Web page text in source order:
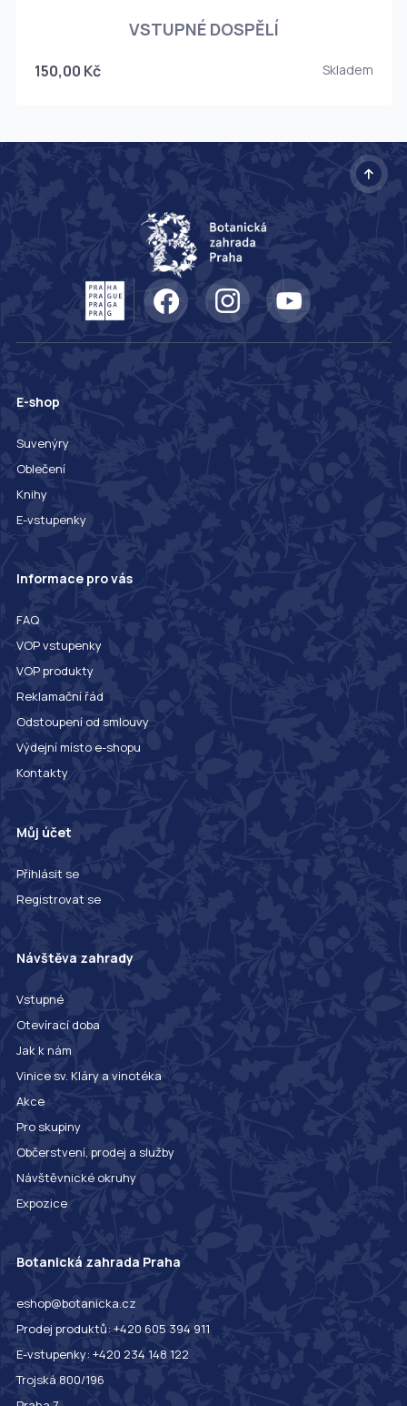
VSTUPNÉ DOSPĚLÍ
150,00 Kč Skladem
E-shop
Suvenýry
Oblečení
Knihy
E-vstupenky
Informace pro vás
FAQ
VOP vstupenky
VOP produkty
Reklamační řád
Odstoupení od smlouvy
Výdejní místo e-shopu
Kontakty
Můj účet
Přihlásit se
Registrovat se
Návštěva zahrady
Vstupné
Otevírací doba
Jak k nám
Vinice sv. Kláry a vinotéka
Akce
Pro skupiny
Občerstvení, prodej a služby
Návštěvnické okruhy
Expozice
Botanická zahrada Praha
eshop@botanicka.cz
Prodej produktů: +420 605 394 911
E-vstupenky: +420 234 148 122
Trojská 800/196